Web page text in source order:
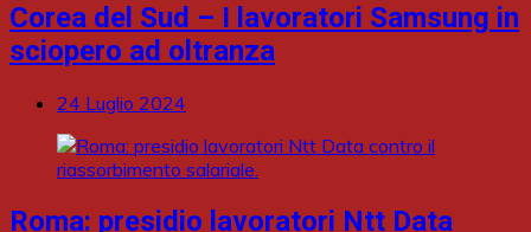
Corea del Sud – I lavoratori Samsung in
sciopero ad oltranza
24 Luglio 2024
Roma: presidio lavoratori Ntt Data